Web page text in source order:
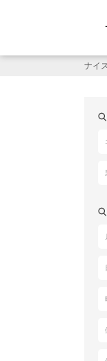
ナイ